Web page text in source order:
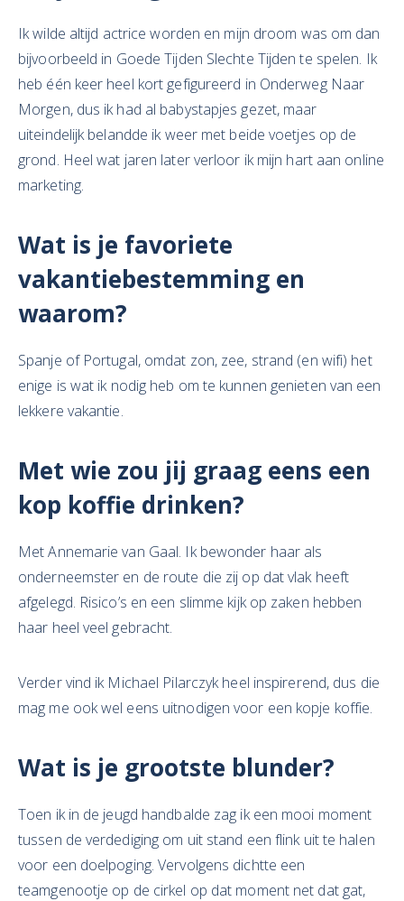
Ik wilde altijd actrice worden en mijn droom was om dan
bijvoorbeeld in Goede Tijden Slechte Tijden te spelen. Ik
heb één keer heel kort gefigureerd in Onderweg Naar
Morgen, dus ik had al babystapjes gezet, maar
uiteindelijk belandde ik weer met beide voetjes op de
grond. Heel wat jaren later verloor ik mijn hart aan online
marketing.
Wat is je favoriete
vakantiebestemming en
waarom?
Spanje of Portugal, omdat zon, zee, strand (en wifi) het
enige is wat ik nodig heb om te kunnen genieten van een
lekkere vakantie.
Met wie zou jij graag eens een
kop koffie drinken?
Met Annemarie van Gaal. Ik bewonder haar als
onderneemster en de route die zij op dat vlak heeft
afgelegd. Risico’s en een slimme kijk op zaken hebben
haar heel veel gebracht.
Verder vind ik Michael Pilarczyk heel inspirerend, dus die
mag me ook wel eens uitnodigen voor een kopje koffie.
Wat is je grootste blunder?
Toen ik in de jeugd handbalde zag ik een mooi moment
tussen de verdediging om uit stand een flink uit te halen
voor een doelpoging. Vervolgens dichtte een
teamgenootje op de cirkel op dat moment net dat gat,